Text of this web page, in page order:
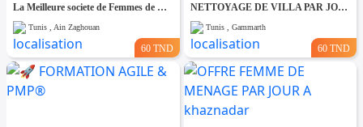
La Meilleure societe de Femmes de Ménage A Ain zaghouane
Tunis , Ain Zaghouan
60 TND
NETTOYAGE DE VILLA PAR JOUR A Gammarth
Tunis , Gammarth
60 TND